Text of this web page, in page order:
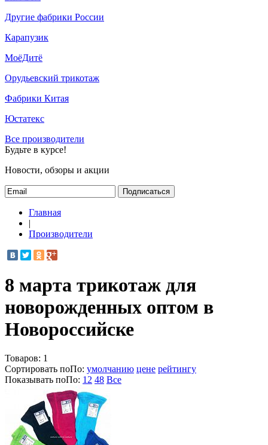
Другие фабрики России
Карапузик
МоёДитё
Орудьевский трикотаж
Фабрики Китая
Юстатекс
Все производители
Будьте в курсе!
Новости, обзоры и акции
Подписаться
Главная
|
Производители
8 марта трикотаж для
новорожденных оптом в
Новороссийске
Товаров: 1
Сортировать поПо: умолчанию цене рейтингу
Показывать поПо: 12 48 Все